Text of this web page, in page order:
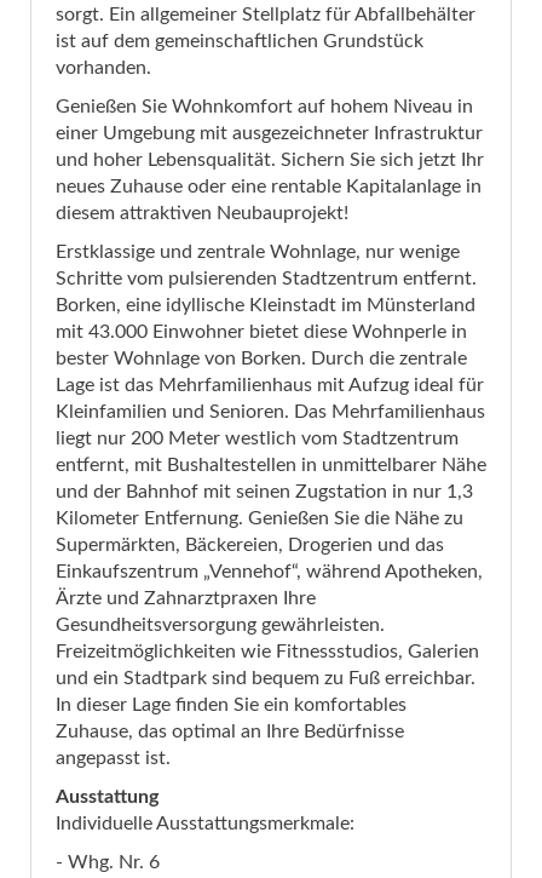
sorgt. Ein allgemeiner Stellplatz für Abfallbehälter
ist auf dem gemeinschaftlichen Grundstück
vorhanden.
Genießen Sie Wohnkomfort auf hohem Niveau in
einer Umgebung mit ausgezeichneter Infrastruktur
und hoher Lebensqualität. Sichern Sie sich jetzt Ihr
neues Zuhause oder eine rentable Kapitalanlage in
diesem attraktiven Neubauprojekt!
Erstklassige und zentrale Wohnlage, nur wenige
Schritte vom pulsierenden Stadtzentrum entfernt.
Borken, eine idyllische Kleinstadt im Münsterland
mit 43.000 Einwohner bietet diese Wohnperle in
bester Wohnlage von Borken. Durch die zentrale
Lage ist das Mehrfamilienhaus mit Aufzug ideal für
Kleinfamilien und Senioren. Das Mehrfamilienhaus
liegt nur 200 Meter westlich vom Stadtzentrum
entfernt, mit Bushaltestellen in unmittelbarer Nähe
und der Bahnhof mit seinen Zugstation in nur 1,3
Kilometer Entfernung. Genießen Sie die Nähe zu
Supermärkten, Bäckereien, Drogerien und das
Einkaufszentrum „Vennehof“, während Apotheken,
Ärzte und Zahnarztpraxen Ihre
Gesundheitsversorgung gewährleisten.
Freizeitmöglichkeiten wie Fitnessstudios, Galerien
und ein Stadtpark sind bequem zu Fuß erreichbar.
In dieser Lage finden Sie ein komfortables
Zuhause, das optimal an Ihre Bedürfnisse
angepasst ist.
Ausstattung
Individuelle Ausstattungsmerkmale:
- Whg. Nr. 6